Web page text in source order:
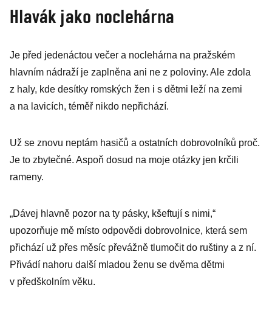
Hlavák jako noclehárna
Je před jedenáctou večer a noclehárna na pražském
hlavním nádraží je zaplněna ani ne z poloviny. Ale zdola
z haly, kde desítky romských žen i s dětmi leží na zemi
a na lavicích, téměř nikdo nepřichází.
Už se znovu neptám hasičů a ostatních dobrovolníků proč.
Je to zbytečné. Aspoň dosud na moje otázky jen krčili
rameny.
„Dávej hlavně pozor na ty pásky, kšeftují s nimi,“
upozorňuje mě místo odpovědi dobrovolnice, která sem
přichází už přes měsíc převážně tlumočit do ruštiny a z ní.
Přivádí nahoru další mladou ženu se dvěma dětmi
v předškolním věku.